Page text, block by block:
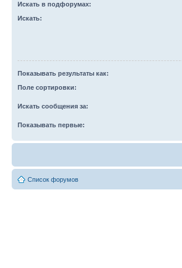
Искать в подфорумах:
Искать:
Показывать результаты как:
Поле сортировки:
Искать сообщения за:
Показывать первые:
Список форумов